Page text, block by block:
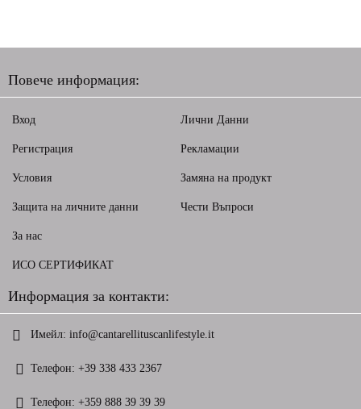
Повече информация:
Вход
Регистрация
Условия
Защита на личните данни
Лични Данни
Рекламации
Замяна на продукт
Чести Въпроси
За нас
ИСО СЕРТИФИКАТ
Информация за контакти:
Имейл: info@cantarellituscanlifestyle.it
Телефон: +39 338 433 2367
Телефон: +359 888 39 39 39